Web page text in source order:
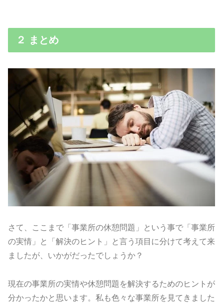
２ まとめ
さて、ここまで「事業所の休憩問題」という事で「事業所
の実情」と「解決のヒント」と言う項目に分けて考えて来
ましたが、いかがだったでしょうか？
現在の事業所の実情や休憩問題を解決するためのヒントが
分かったかと思います。私も色々な事業所を見てきました